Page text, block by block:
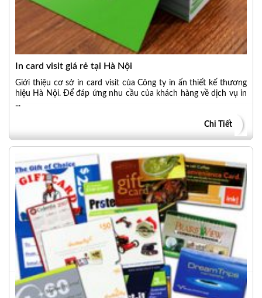
In card visit giá rẻ tại Hà Nội
Giới thiệu cơ sở in card visit của Công ty in ấn thiết kế thương
hiệu Hà Nội. Để đáp ứng nhu cầu của khách hàng về dịch vụ in
...
Chi Tiết